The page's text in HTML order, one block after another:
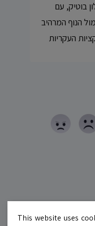
מלון בוטיק, עם
הנוף המרהיב
העקריות
כאן
This website uses